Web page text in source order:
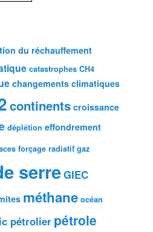
du réchauffement
catastrophes CH4
changements climatiques
continents croissance
déplétion effondrement
forçage radiatif gaz
serreGIEC
méthane océan
pétrolier pétrole